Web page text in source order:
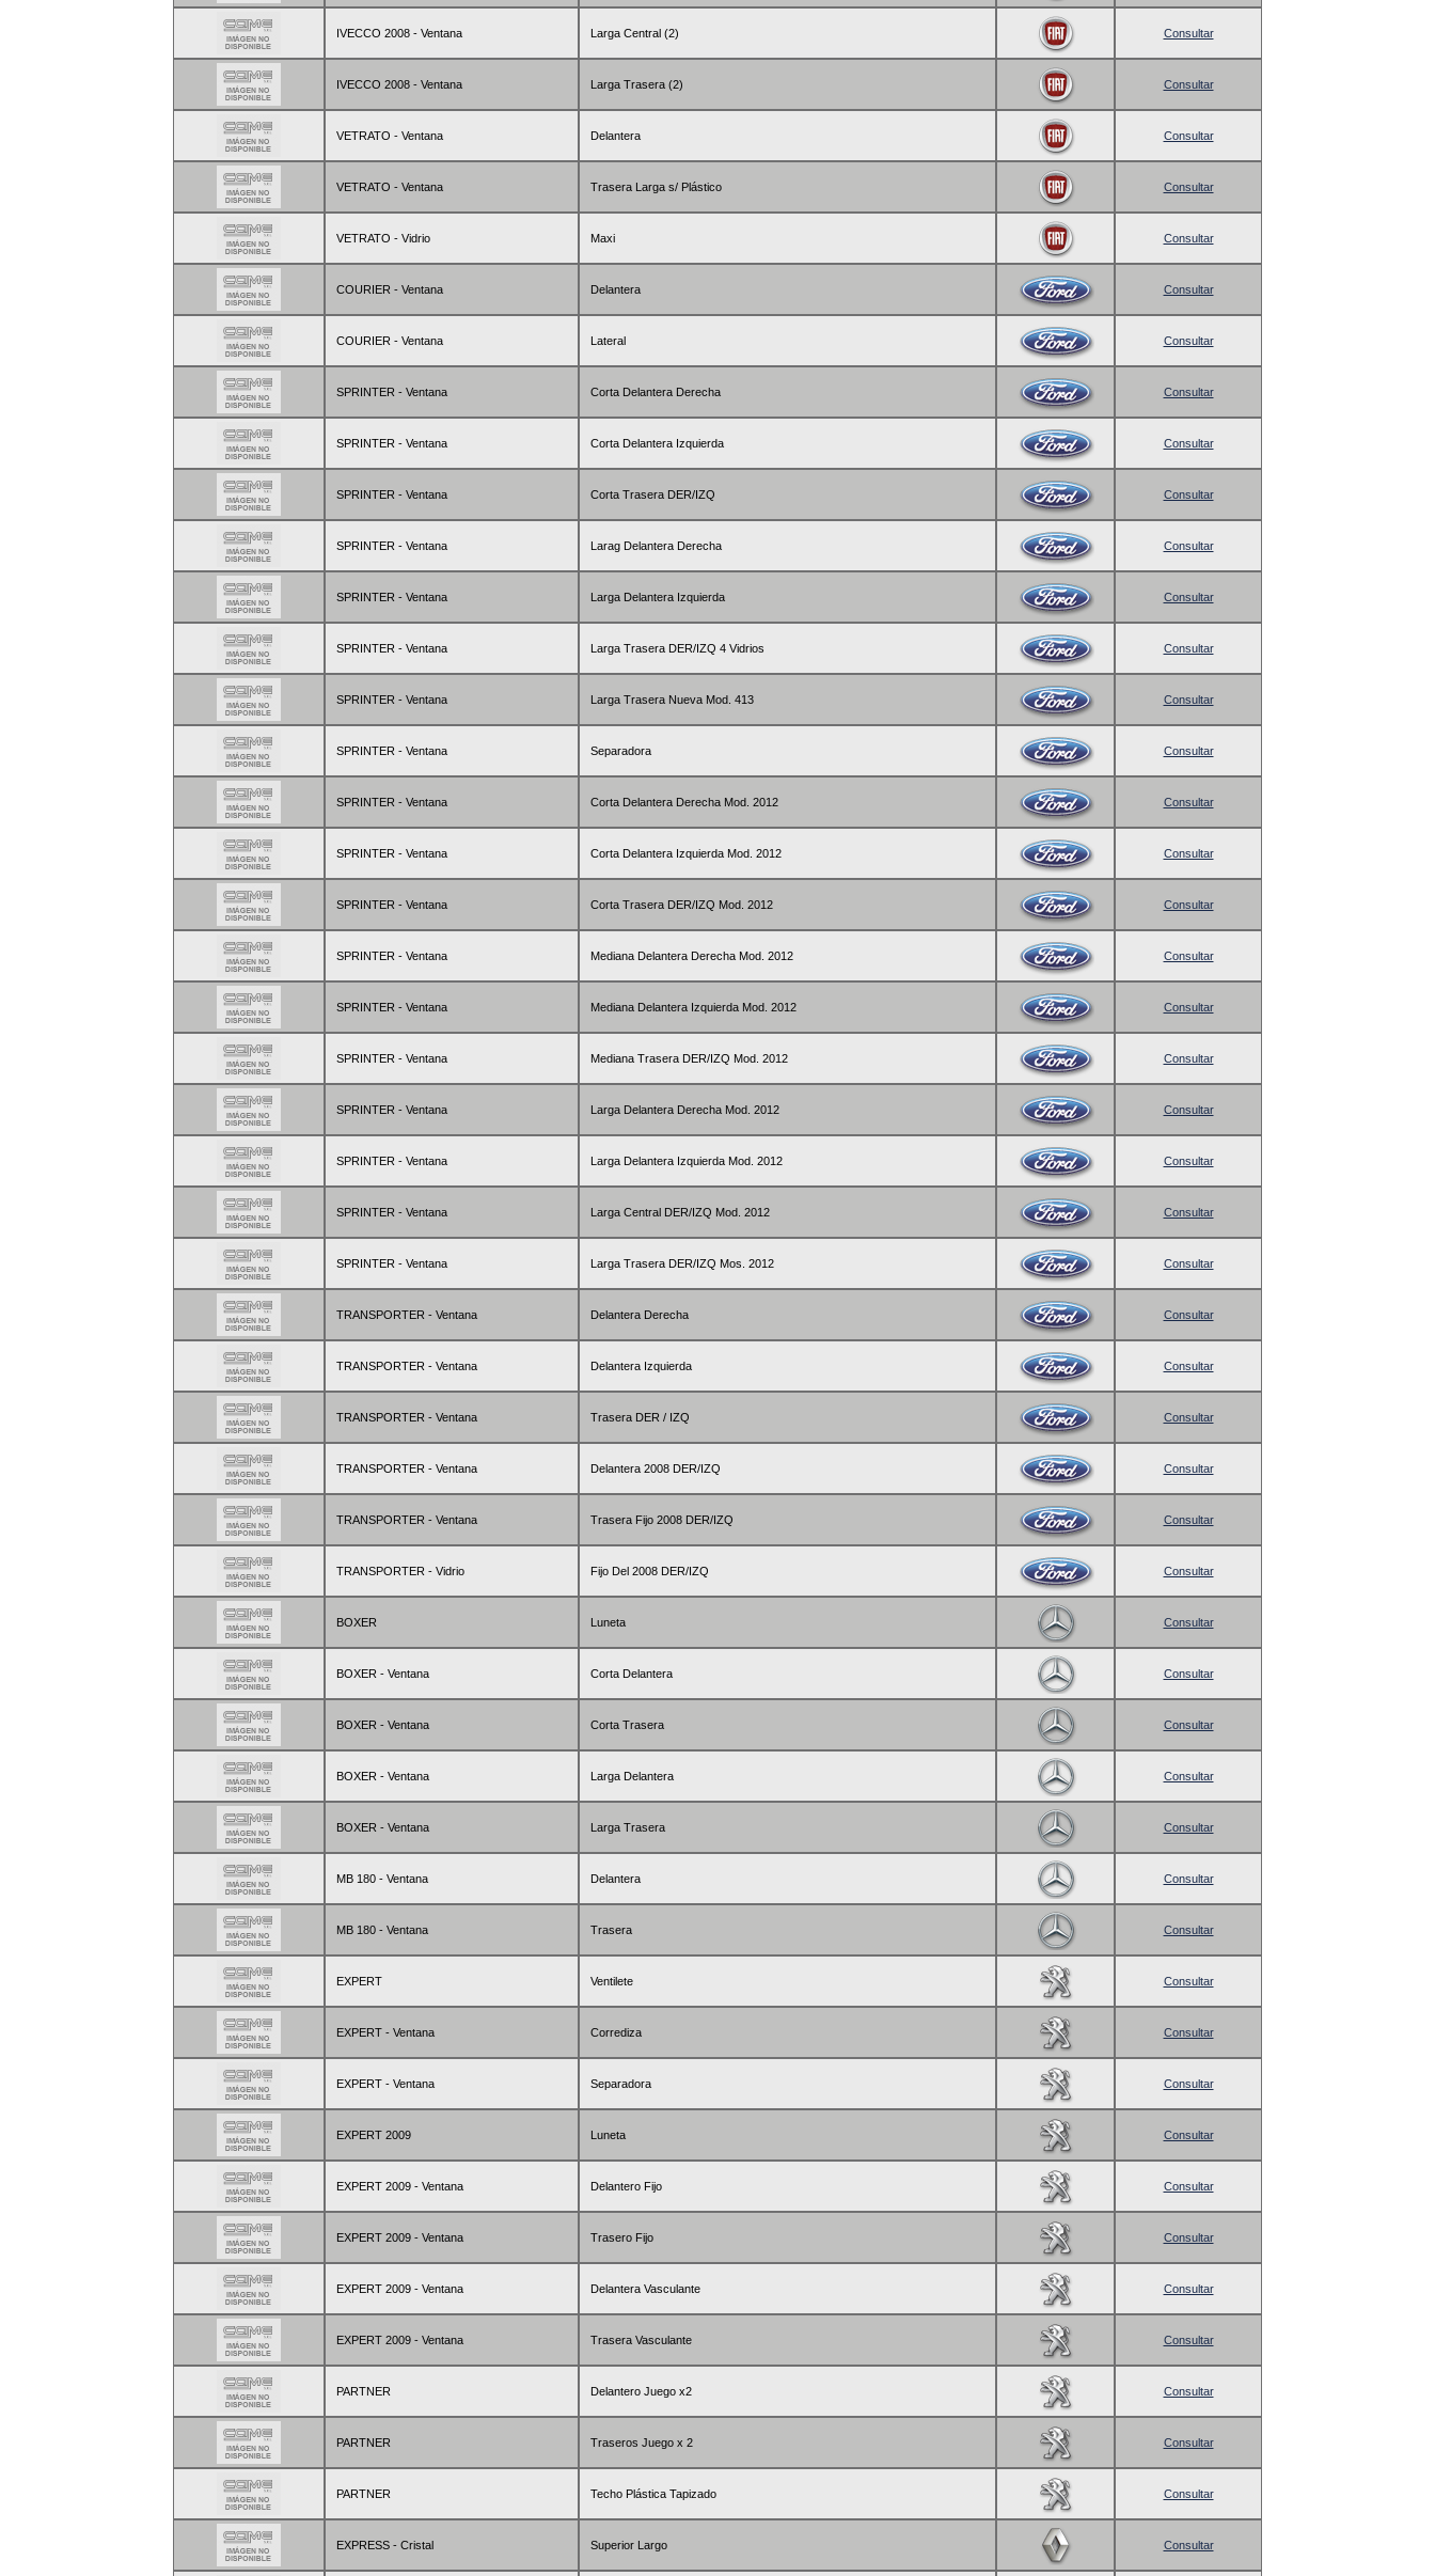
IVECCO 2008 - Ventana Larga Central (2) Consultar
IVECCO 2008 - Ventana Larga Trasera (2) Consultar
VETRATO - Ventana Delantera Consultar
VETRATO - Ventana Trasera Larga s/ Plástico Consultar
VETRATO - Vidrio Maxi Consultar
COURIER - Ventana Delantera Consultar
COURIER - Ventana Lateral Consultar
SPRINTER - Ventana Corta Delantera Derecha Consultar
SPRINTER - Ventana Corta Delantera Izquierda Consultar
SPRINTER - Ventana Corta Trasera DER/IZQ Consultar
SPRINTER - Ventana Larag Delantera Derecha Consultar
SPRINTER - Ventana Larga Delantera Izquierda Consultar
SPRINTER - Ventana Larga Trasera DER/IZQ 4 Vidrios Consultar
SPRINTER - Ventana Larga Trasera Nueva Mod. 413 Consultar
SPRINTER - Ventana Separadora Consultar
SPRINTER - Ventana Corta Delantera Derecha Mod. 2012 Consultar
SPRINTER - Ventana Corta Delantera Izquierda Mod. 2012 Consultar
SPRINTER - Ventana Corta Trasera DER/IZQ Mod. 2012 Consultar
SPRINTER - Ventana Mediana Delantera Derecha Mod. 2012 Consultar
SPRINTER - Ventana Mediana Delantera Izquierda Mod. 2012 Consultar
SPRINTER - Ventana Mediana Trasera DER/IZQ Mod. 2012 Consultar
SPRINTER - Ventana Larga Delantera Derecha Mod. 2012 Consultar
SPRINTER - Ventana Larga Delantera Izquierda Mod. 2012 Consultar
SPRINTER - Ventana Larga Central DER/IZQ Mod. 2012 Consultar
SPRINTER - Ventana Larga Trasera DER/IZQ Mos. 2012 Consultar
TRANSPORTER - Ventana Delantera Derecha Consultar
TRANSPORTER - Ventana Delantera Izquierda Consultar
TRANSPORTER - Ventana Trasera DER / IZQ Consultar
TRANSPORTER - Ventana Delantera 2008 DER/IZQ Consultar
TRANSPORTER - Ventana Trasera Fijo 2008 DER/IZQ Consultar
TRANSPORTER - Vidrio Fijo Del 2008 DER/IZQ Consultar
BOXER Luneta Consultar
BOXER - Ventana Corta Delantera Consultar
BOXER - Ventana Corta Trasera Consultar
BOXER - Ventana Larga Delantera Consultar
BOXER - Ventana Larga Trasera Consultar
MB 180 - Ventana Delantera Consultar
MB 180 - Ventana Trasera Consultar
EXPERT Ventilete Consultar
EXPERT - Ventana Corrediza Consultar
EXPERT - Ventana Separadora Consultar
EXPERT 2009 Luneta Consultar
EXPERT 2009 - Ventana Delantero Fijo Consultar
EXPERT 2009 - Ventana Trasero Fijo Consultar
EXPERT 2009 - Ventana Delantera Vasculante Consultar
EXPERT 2009 - Ventana Trasera Vasculante Consultar
PARTNER Delantero Juego x2 Consultar
PARTNER Traseros Juego x 2 Consultar
PARTNER Techo Plástica Tapizado Consultar
EXPRESS - Cristal Superior Largo Consultar